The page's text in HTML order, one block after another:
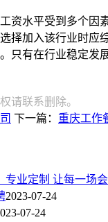
资水平受到多个因
择加入该行业时应
只有在行业稳定发
请联系删除。
下一篇： 重庆工作
专业定制 让每一场
2023-07-24
07-24